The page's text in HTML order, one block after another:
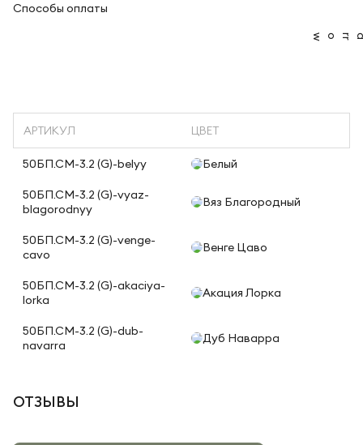
Способы оплаты
АРТИКУЛ ЦВЕТ
50БП.СМ-3.2 (G)-belyy Белый
50БП.СМ-3.2 (G)-vyaz-
blagorodnyy
Вяз Благородный
50БП.СМ-3.2 (G)-venge-
cavo
Венге Цаво
50БП.СМ-3.2 (G)-akaciya-
lorka
Акация Лорка
50БП.СМ-3.2 (G)-dub-
navarra
Дуб Наварра
ОТЗЫВЫ